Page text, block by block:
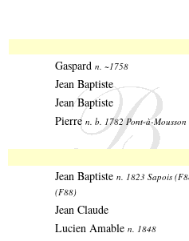
Gaspard n. ~1758
Jean Baptiste
Jean Baptiste
Pierre n. b. 1782 Pont-à-
Jean Baptiste n. 1823 Sapois
(F88)
Jean Claude
Lucien Amable n. 1848